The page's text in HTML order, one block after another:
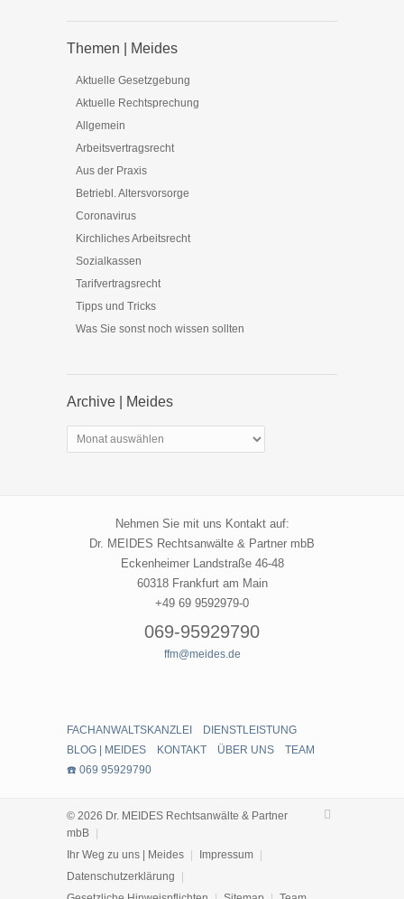
Themen | Meides
Aktuelle Gesetzgebung
Aktuelle Rechtsprechung
Allgemein
Arbeitsvertragsrecht
Aus der Praxis
Betriebl. Altersvorsorge
Coronavirus
Kirchliches Arbeitsrecht
Sozialkassen
Tarifvertragsrecht
Tipps und Tricks
Was Sie sonst noch wissen sollten
Archive | Meides
Archive
|
Nehmen Sie mit uns Kontakt auf:
Dr. MEIDES Rechtsanwälte & Partner mbB
Eckenheimer Landstraße 46-48
60318 Frankfurt am Main
+49 69 9592979-0
069-95929790
ffm@meides.de
FACHANWALTSKANZLEI
DIENSTLEISTUNG
BLOG | MEIDES
KONTAKT ÜBER UNS
TEAM
☎️ 069 95929790
© 2026 Dr. MEIDES Rechtsanwälte & Partner
mbB
Ihr Weg zu uns | Meides
Impressum
Datenschutzerklärung